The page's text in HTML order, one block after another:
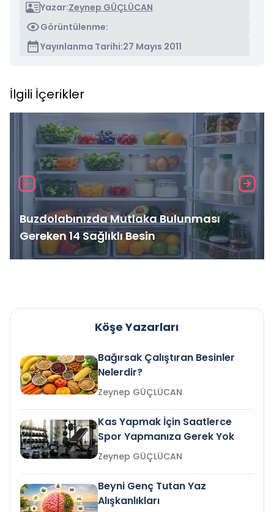
Yazar:Zeynep GÜÇLÜCAN
Görüntülenme:
Yayınlanma Tarihi:27 Mayıs 2011
İlgili İçerikler
Buzdolabınızda Mutlaka Bulunması
Gereken 14 Sağlıklı Besin
Köşe Yazarları
Bağırsak Çalıştıran Besinler
Nelerdir?
Zeynep GÜÇLÜCAN
Kas Yapmak İçin Saatlerce
Spor Yapmanıza Gerek Yok
Zeynep GÜÇLÜCAN
Beyni Genç Tutan Yaz
Alışkanlıkları